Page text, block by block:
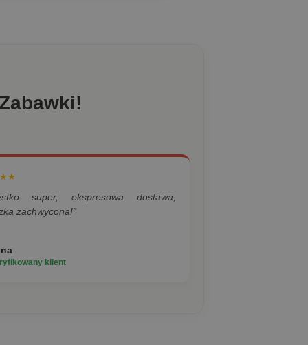
super, ekspresowa dostawa,
zachwycona!”
klient